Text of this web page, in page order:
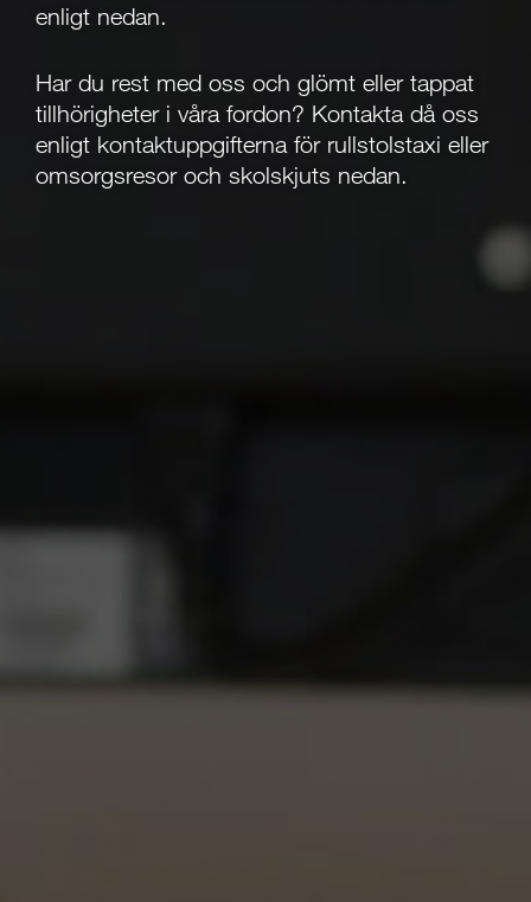
enligt nedan.
Har du rest med oss och glömt eller tappat
tillhörigheter i våra fordon? Kontakta då oss
enligt kontaktuppgifterna för rullstolstaxi eller
omsorgsresor och skolskjuts nedan.